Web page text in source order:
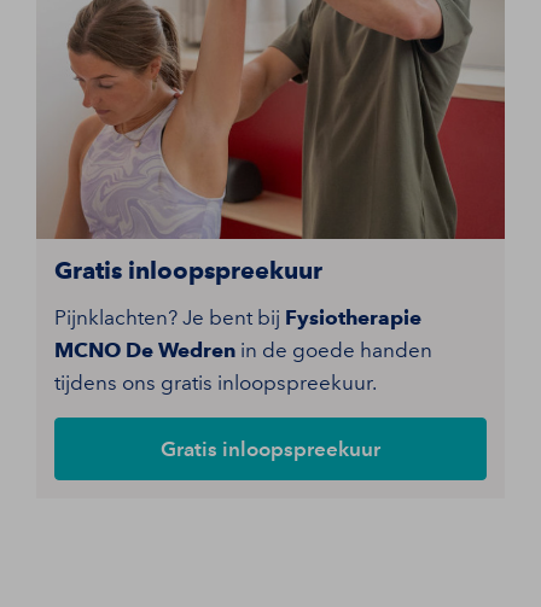
Gratis inloopspreekuur
Pijnklachten? Je bent bij Fysiotherapie
MCNO De Wedren in de goede handen
tijdens ons gratis inloopspreekuur.
Gratis inloopspreekuur